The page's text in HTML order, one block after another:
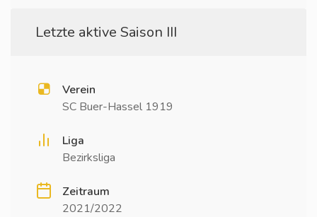
Letzte aktive Saison III
Verein
SC Buer-Hassel 1919
Liga
Bezirksliga
Zeitraum
2021/2022